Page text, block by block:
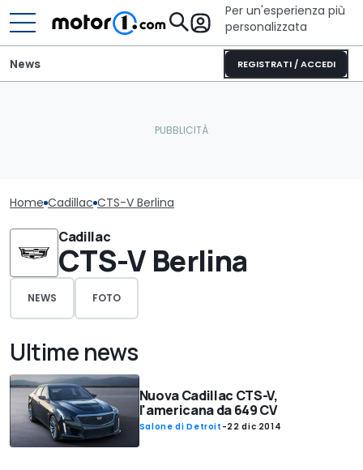
Per un'esperienza più
personalizzata
REGISTRATI / ACCEDI
News
Home Cadillac CTS-V Berlina
Cadillac
CTS-V Berlina
NEWS FOTO
Ultime news
Nuova Cadillac CTS-V,
l'americana da 649 CV
Salone di Detroit -22 dic 2014